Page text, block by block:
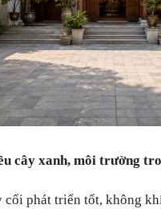
cây xanh, môi trường
phát triển tốt, không